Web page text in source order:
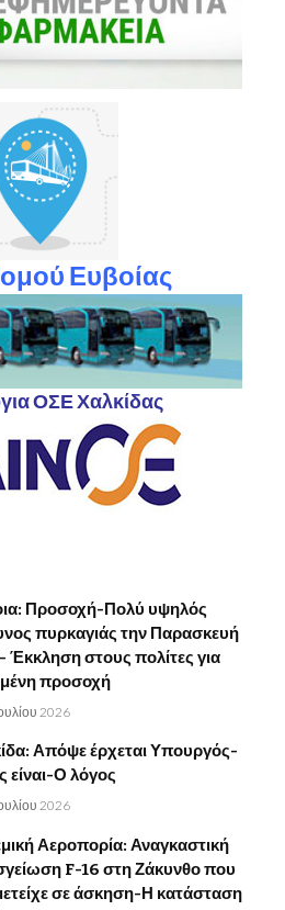
Ευβοίας
ΟΣΕ Χαλκίδας
Προσοχή-Πολύ υψηλός
πυρκαγιάς την Παρασκευή
Έκκληση στους πολίτες για
προσοχή
2026
Απόψε έρχεται Υπουργός-
είναι-Ο λόγος
2026
Αεροπορία: Αναγκαστική
F-16 στη Ζάκυνθο που
σε άσκηση-Η κατάσταση